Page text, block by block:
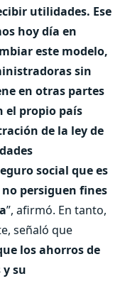
utilidades. Ese
hoy día en
este modelo,
sin
en otras partes
el propio país
de la ley de
social que es
persiguen fines
”, afirmó. En tanto,
señaló que
los ahorros de
su